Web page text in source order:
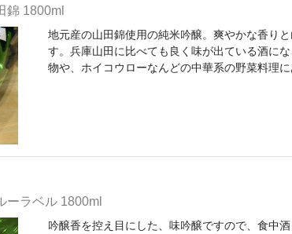
錦 1800ml
地元産の山田錦使用の純米吟醸。爽やかな香り
す。兵庫山田に比べても良く味が出ている酒に
物や、ホイコウローなんどの中華系の野菜料理
ーラベル 1800ml
吟醸香を控え目にした、味吟醸ですので、食中